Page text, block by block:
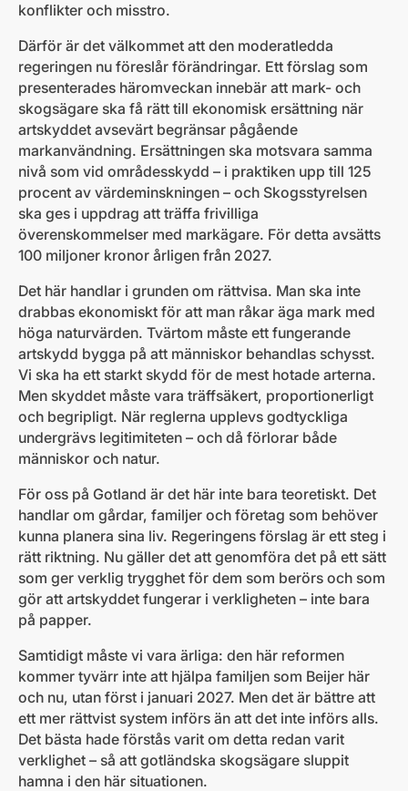
konflikter och misstro.
Därför är det välkommet att den moderatledda
regeringen nu föreslår förändringar. Ett förslag som
presenterades häromveckan innebär att mark- och
skogsägare ska få rätt till ekonomisk ersättning när
artskyddet avsevärt begränsar pågående
markanvändning. Ersättningen ska motsvara samma
nivå som vid områdesskydd – i praktiken upp till 125
procent av värdeminskningen – och Skogsstyrelsen
ska ges i uppdrag att träffa frivilliga
överenskommelser med markägare. För detta avsätts
100 miljoner kronor årligen från 2027.
Det här handlar i grunden om rättvisa. Man ska inte
drabbas ekonomiskt för att man råkar äga mark med
höga naturvärden. Tvärtom måste ett fungerande
artskydd bygga på att människor behandlas schysst.
Vi ska ha ett starkt skydd för de mest hotade arterna.
Men skyddet måste vara träffsäkert, proportionerligt
och begripligt. När reglerna upplevs godtyckliga
undergrävs legitimiteten – och då förlorar både
människor och natur.
För oss på Gotland är det här inte bara teoretiskt. Det
handlar om gårdar, familjer och företag som behöver
kunna planera sina liv. Regeringens förslag är ett steg i
rätt riktning. Nu gäller det att genomföra det på ett sätt
som ger verklig trygghet för dem som berörs och som
gör att artskyddet fungerar i verkligheten – inte bara
på papper.
Samtidigt måste vi vara ärliga: den här reformen
kommer tyvärr inte att hjälpa familjen som Beijer här
och nu, utan först i januari 2027. Men det är bättre att
ett mer rättvist system införs än att det inte införs alls.
Det bästa hade förstås varit om detta redan varit
verklighet – så att gotländska skogsägare sluppit
hamna i den här situationen.